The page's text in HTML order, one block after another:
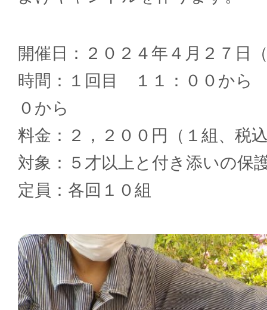
開催日：２０２４年４月２７日
時間：１回目 １１：００か
０から
料金：２，２００円（１組、税
対象：５才以上と付き添いの保
定員：各回１０組